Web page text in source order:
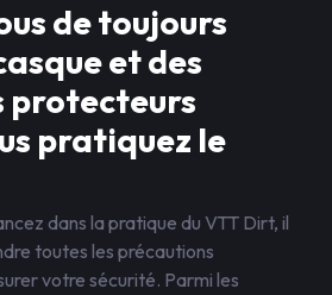
de toujours
et des
protecteurs
pratiquez le
dans la pratique du VTT Dirt, il
toutes les précautions
votre sécurité. Parmi les